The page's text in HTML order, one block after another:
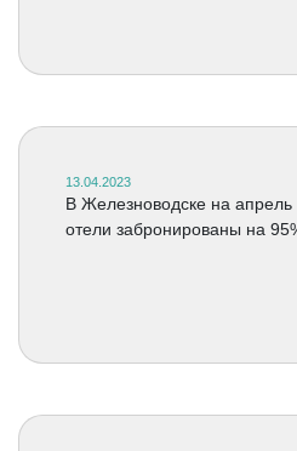
13.04.2023
В Железноводске на
отели забронированы на